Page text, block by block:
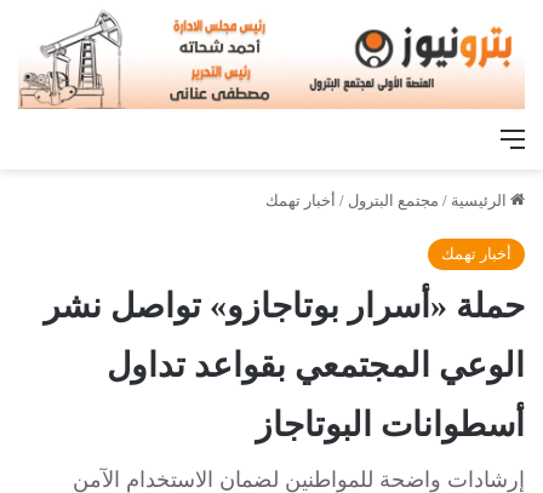
القائمة
الرئيسية / مجتمع البترول / أخبار تهمك
أخبار تهمك
حملة «أسرار بوتاجازو» تواصل نشر
الوعي المجتمعي بقواعد تداول
أسطوانات البوتاجاز
إرشادات واضحة للمواطنين لضمان الاستخدام الآمن